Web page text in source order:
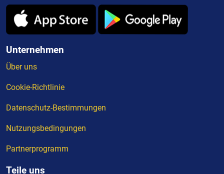
Unternehmen
Über uns
Cookie-Richtlinie
Datenschutz-Bestimmungen
Nutzungsbedingungen
Partnerprogramm
Teile uns